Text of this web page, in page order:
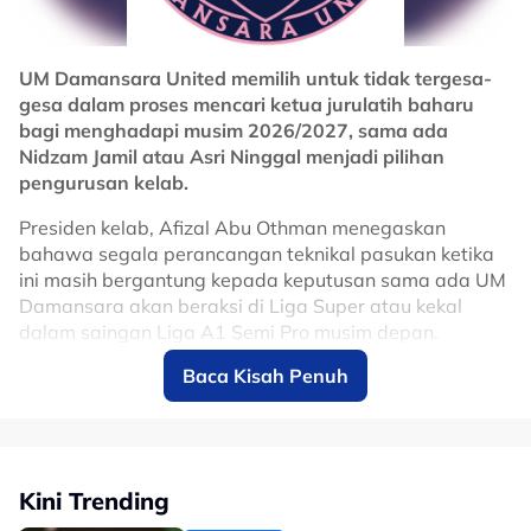
UM Damansara United memilih untuk tidak tergesa-
gesa dalam proses mencari ketua jurulatih baharu
bagi menghadapi musim 2026/2027, sama ada
Nidzam Jamil atau Asri Ninggal menjadi pilihan
pengurusan kelab.
Presiden kelab, Afizal Abu Othman menegaskan
bahawa segala perancangan teknikal pasukan ketika
ini masih bergantung kepada keputusan sama ada UM
Damansara akan beraksi di Liga Super atau kekal
dalam saingan Liga A1 Semi Pro musim depan.
“Kami tidak mahu terburu-buru membuat keputusan.
Segala perancangan akan disusun berdasarkan status
Football League (AFL) melihat UM Damansara United
Baca Kisah Penuh
Kini Trending